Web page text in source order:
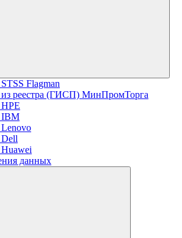
Flagman
реестра (ГИСП) МинПромТорга
IBM
данных